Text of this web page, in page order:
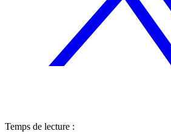
Temps de lecture :